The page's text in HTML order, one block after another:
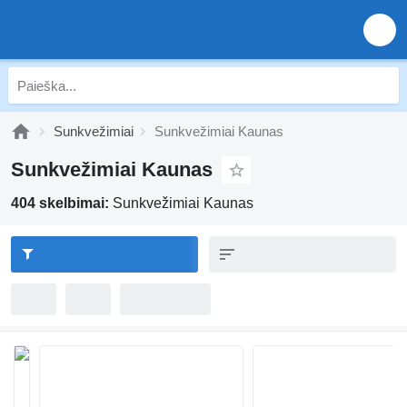
Sunkvežimiai Sunkvežimiai Kaunas
Sunkvežimiai Kaunas
404 skelbimai: Sunkvežimiai Kaunas